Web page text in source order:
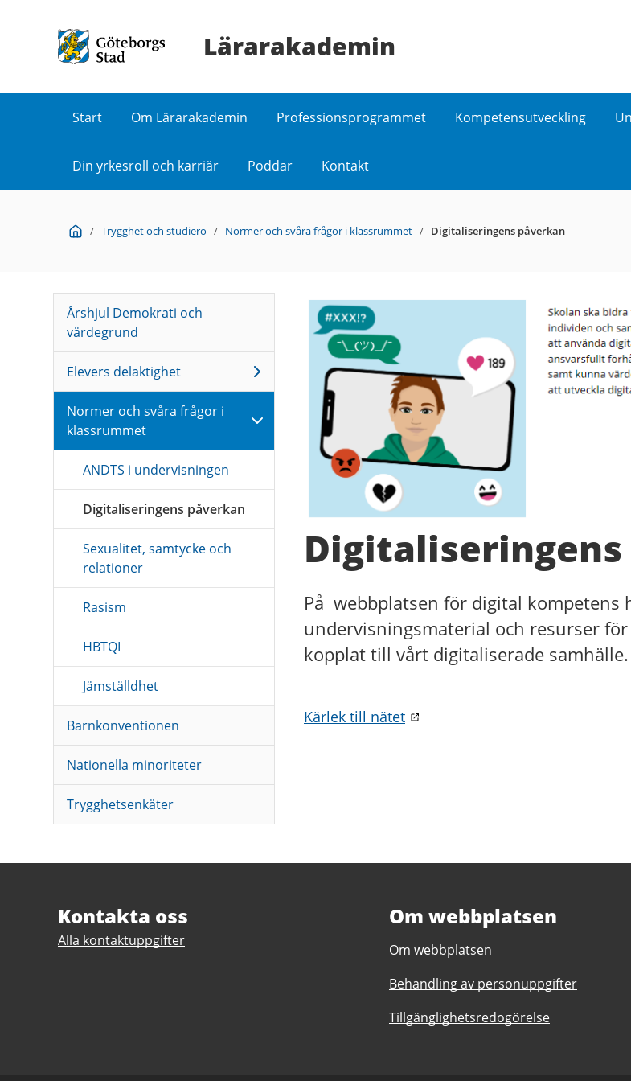
Lärarakademin
Start Om Lärarakademin Professionsprogrammet Kompetensutveckling
Din yrkesroll och karriär Poddar Kontakt
Du Start
/ Trygghet och studiero / Normer och svåra frågor i klassrummet / Digitaliseringens påverkan
Årshjul Demokrati och
värdegrund
Elevers delaktighet
Normer och svåra frågor i
klassrummet
ANDTS i undervisningen
Digitaliseringens påverkan
Sexualitet, samtycke och
relationer
Rasism
HBTQI
Jämställdhet
Barnkonventionen
Nationella minoriteter
Trygghetsenkäter
På webbplatsen för digital kompetens
undervisningsmaterial och resurser
kopplat till vårt digitaliserade samhälle.
Kärlek till nätet
Kontakta oss
Alla kontaktuppgifter
Om webbplatsen
Om webbplatsen
Behandling av personuppgifter
Tillgänglighetsredogörelse